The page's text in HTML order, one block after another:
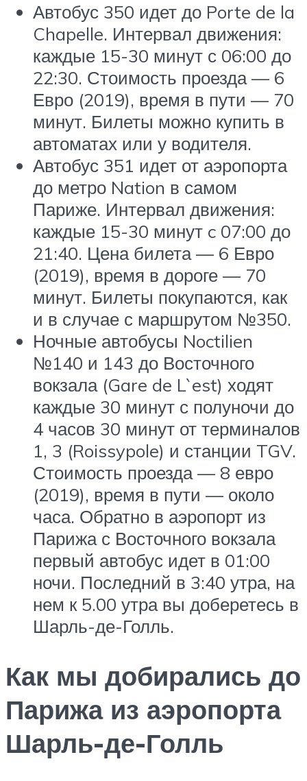
Автобус 350 идет до Porte de la
Chapelle. Интервал движения:
каждые 15-30 минут с 06:00 до
22:30. Стоимость проезда — 6
Евро (2019), время в пути — 70
минут. Билеты можно купить в
автоматах или у водителя.
Автобус 351 идет от аэропорта
до метро Nation в самом
Париже. Интервал движения:
каждые 15-30 минут c 07:00 до
21:40. Цена билета — 6 Евро
(2019), время в дороге — 70
минут. Билеты покупаются, как
и в случае с маршрутом №350.
Ночные автобусы Noctilien
№140 и 143 до Восточного
вокзала (Gare de L`est) ходят
каждые 30 минут с полуночи до
4 часов 30 минут от терминалов
1, 3 (Roissypole) и станции TGV.
Стоимость проезда — 8 евро
(2019), время в пути — около
часа. Обратно в аэропорт из
Парижа с Восточного вокзала
первый автобус идет в 01:00
ночи. Последний в 3:40 утра, на
нем к 5.00 утра вы доберетесь в
Шарль-де-Голль.
Как мы добирались до
Парижа из аэропорта
Шарль-де-Голль